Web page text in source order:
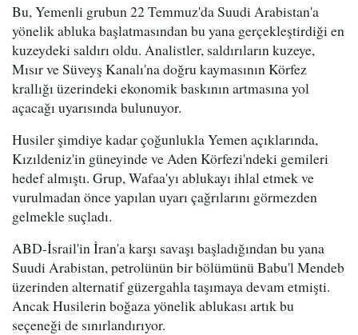
Bu, Yemenli grubun 22 Temmuz'da Suudi Arabistan'a
yönelik abluka başlatmasından bu yana gerçekleştirdiği en
kuzeydeki saldırı oldu. Analistler, saldırıların kuzeye,
Mısır ve Süveyş Kanalı'na doğru kaymasının Körfez
krallığı üzerindeki ekonomik baskının artmasına yol
açacağı uyarısında bulunuyor.
Husiler şimdiye kadar çoğunlukla Yemen açıklarında,
Kızıldeniz'in güneyinde ve Aden Körfezi'ndeki gemileri
hedef almıştı. Grup, Wafaa'yı ablukayı ihlal etmek ve
vurulmadan önce yapılan uyarı çağrılarını görmezden
gelmekle suçladı.
ABD-İsrail'in İran'a karşı savaşı başladığından bu yana
Suudi Arabistan, petrolünün bir bölümünü Babu'l Mendeb
üzerinden alternatif güzergahla taşımaya devam etmişti.
Ancak Husilerin boğaza yönelik ablukası artık bu
seçeneği de sınırlandırıyor.